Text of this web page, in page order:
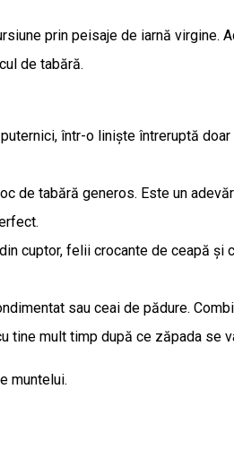
prin peisaje de iarnă
de tabără.
într-o liniște întreruptă
de tabără generos. Este un
cuptor, felii crocante de ceapă
sau ceai de pădure.
tine mult timp după ce zăpada se
muntelui.